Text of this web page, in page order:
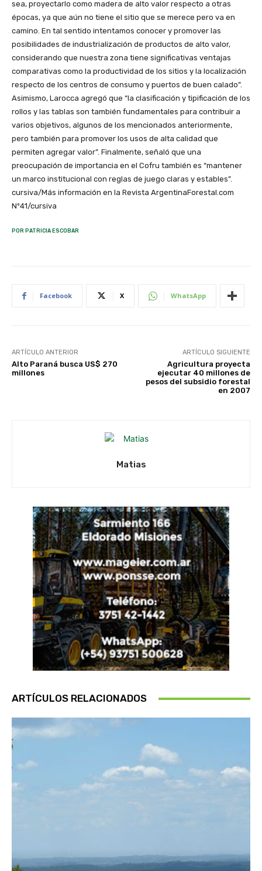
sea, proyectarlo como madera de alto valor respecto a otras
épocas, ya que aún no tiene el sitio que se merece pero va en
camino. En tal sentido intentamos conocer y promover las
posibilidades de industrialización de productos de alto valor,
considerando que nuestra zona tiene significativas ventajas
comparativas como la productividad de los sitios y la localización
respecto de los centros de consumo y puertos de buen calado”.
Asimismo, Larocca agregó que “la clasificación y tipificación de los
rollos y las tablas son también fundamentales para contribuir a
varios objetivos, algunos de los mencionados anteriormente,
pero también para promover los usos de alta calidad que
permiten agregar valor”. Finalmente, señaló que una
preocupación de importancia en el Cofru también es “mantener
un marco institucional con reglas de juego claras y estables”.
cursiva/Más información en la Revista ArgentinaForestal.com
Nº41/cursiva
POR PATRICIA ESCOBAR
Facebook X WhatsApp
ARTÍCULO ANTERIOR
Alto Paraná busca US$ 270
millones
ARTÍCULO SIGUIENTE
Agricultura proyecta
ejecutar 40 millones de
pesos del subsidio forestal
en 2007
Matias
ARTÍCULOS RELACIONADOS